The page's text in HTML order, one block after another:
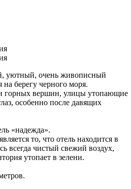
уютный, очень живописный
на берегу черного моря.
горных вершин, улицы утопающие
особенно после давящих
«надежда».
то, что отель находится в
всегда чистый свежий воздух,
утопает в зелени.